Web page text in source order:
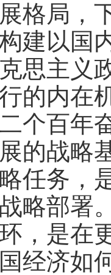
局，下
建以国
思主义
的内在
个百年
的战略
任务，
略部署
，是在
经济如